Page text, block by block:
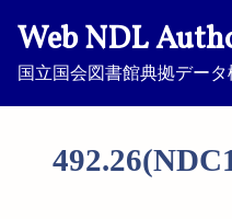
Web NDL
国立国会図書館典拠デー